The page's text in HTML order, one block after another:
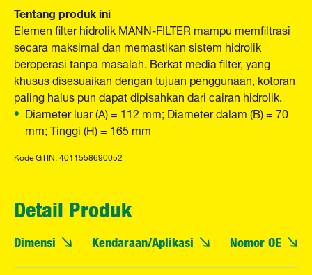
Tentang produk ini
Elemen filter hidrolik MANN-FILTER mampu memfiltrasi
secara maksimal dan memastikan sistem hidrolik
beroperasi tanpa masalah. Berkat media filter, yang
khusus disesuaikan dengan tujuan penggunaan, kotoran
paling halus pun dapat dipisahkan dari cairan hidrolik.
Diameter luar (A) = 112 mm; Diameter dalam (B) = 70
mm; Tinggi (H) = 165 mm
Kode GTIN: 4011558690052
Detail Produk
Dimensi Kendaraan/Aplikasi Nomor OE